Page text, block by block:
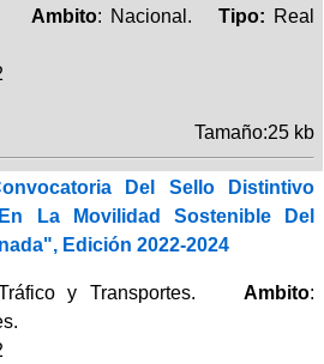
Ambito: Nacional. Tipo: Real
Tamaño:25 kb
Del Sello Distintivo
La Movilidad Sostenible Del
Edición 2022-2024
Tráfico y Transportes. Ambito: